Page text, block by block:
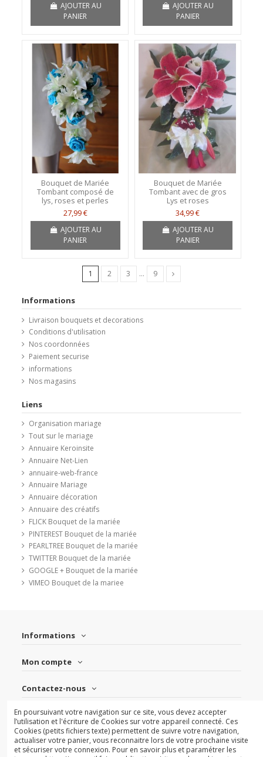
AJOUTER AU
PANIER
AJOUTER AU
PANIER
Bouquet de Mariée
Tombant composé de
lys, roses et perles
27,99 €
AJOUTER AU
PANIER
Bouquet de Mariée
Tombant avec de gros
Lys et roses
34,99 €
AJOUTER AU
PANIER
1 2 3 … 9
Informations
Livraison bouquets et decorations
Conditions d'utilisation
Nos coordonnées
Paiement securise
informations
Nos magasins
Liens
Organisation mariage
Tout sur le mariage
Annuaire Keroinsite
Annuaire Net-Lien
annuaire-web-france
Annuaire Mariage
Annuaire décoration
Annuaire des créatifs
FLICK Bouquet de la mariée
PINTEREST Bouquet de la mariée
PEARLTREE Bouquet de la mariée
TWITTER Bouquet de la mariée
GOOGLE + Bouquet de la mariée
VIMEO Bouquet de la mariee
Informations
Mon compte
Contactez-nous
Suivez-nous
Newsletter
En poursuivant votre navigation sur ce site, vous devez accepter
l’utilisation et l'écriture de Cookies sur votre appareil connecté. Ces
Cookies (petits fichiers texte) permettent de suivre votre navigation,
actualiser votre panier, vous reconnaitre lors de votre prochaine visite
et sécuriser votre connexion. Pour en savoir plus et paramétrer les